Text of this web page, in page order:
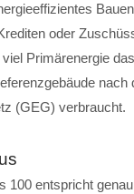
oder
Primärenergie
nach
(GEG) verbraucht.
100 entspricht